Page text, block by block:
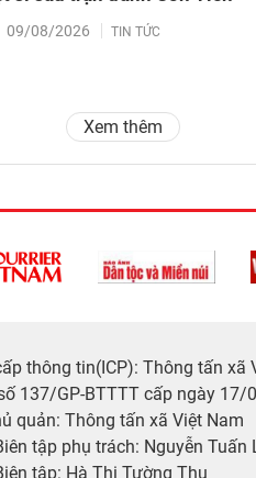
09/08/2026 TIN TỨC
Xem thêm
thông tin(ICP): Thông tấn xã
137/GP-BTTTT cấp ngày 17/
quản: Thông tấn xã Việt Nam
tập phụ trách: Nguyễn Tuấn
tập: Hà Thị Tường Thu